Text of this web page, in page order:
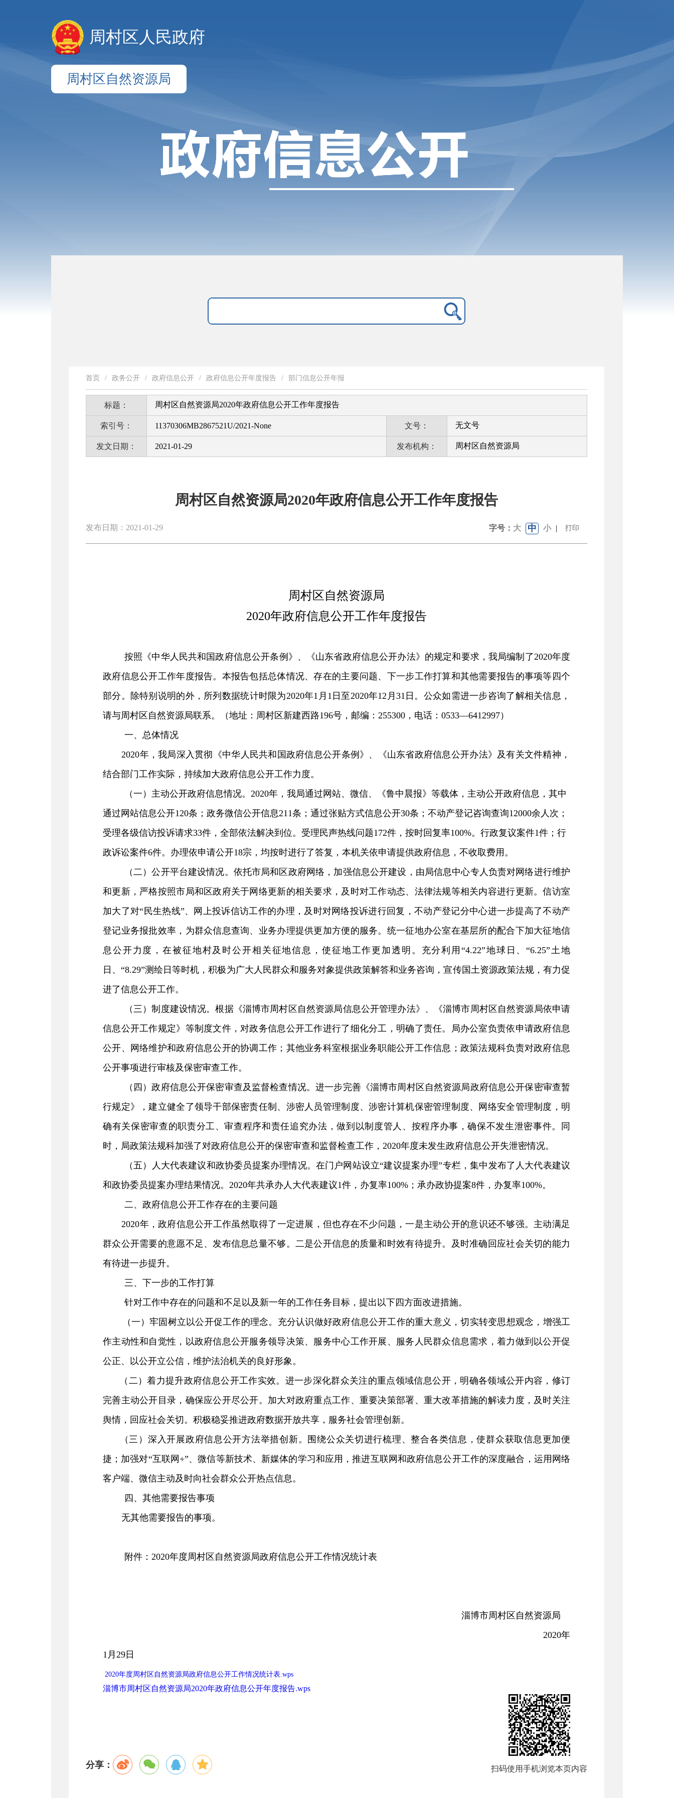
周村区人民政府
周村区自然资源局
首页 / 政务公开 / 政府信息公开 / 政府信息公开年度报告 / 部门信息公开年报
标题： 周村区自然资源局2020年政府信息公开工作年度报告
索引号： 11370306MB2867521U/2021-None 文号： 无文号
发文日期： 2021-01-29 发布机构： 周村区自然资源局
周村区自然资源局2020年政府信息公开工作年度报告
发布日期：2021-01-29 字号： 大 中 小 | 打印
周村区自然资源局
2020年政府信息公开工作年度报告
按照《中华人民共和国政府信息公开条例》、《山东省政府信息公开办法》的规定和要求，我局编制了2020年度
政府信息公开工作年度报告。 本报告包括总体情况、存在的主要问题、下一步工作打算和其他需要报告的事项等 四个
部分。除特别说明的外，所列数据统计时限为2020年1 月 1 日至2020年12 月 31 日。公众如需进一步咨询了解相关信息，
请与周村区自然资源局联系。（地址：周村区新建西路196号，邮编： 255300 ，电话： 0533—6412997）
一、总体情况
2020年，我局深入贯彻 《中华人民共和国政府信息公开条例》、《山东省政府信息公开办法》及有关文件精神，
结合部门工作实际，持续加大政府信息公开工作力度。
（一）主动公开政府信息情况。 2020年，我局通过网站、微信、《鲁中晨报》等载体，主动公开政府信息，其中
通过网站信息公开120条 ；政务微信公开信息211条；通过张贴方式信息公开30条； 不动产登记咨询查询12000余人 次；
受理各级信访投诉请求33件， 全部依法解决到位。 受理民声热线问题172件，按时回复率100%。行政复议案件1件 ；行
政诉讼案件6件。 办理依申请公开18宗，均按时进行了答复，本机关依申请提供政府信息，不收取费用。
（二）公开平台建设情况。 依托市局和区政府网络，加强信息公开建设，由局信息中心专人负责对网络进行维护
和更新，严格按照市局和区政府关于网络更新的相关要求，及时对工作动态、法律法规等相关内容进行更新。信访室
加大了对“民生热线”、网上投诉信访工作的办理，及时对网络投诉进行回复，不动产登记分中心进一步提高了不动产
登记业务报批效率，为群众信息查询、业务办理提供更加方便的服务。统一征地办公室在基层所的配合下加大征地信
息公开力度，在被征地村及时公开相关征地信息，使征地工作更加透明 。 充分利用“4.22”地球日、“6.25”土地
日、“8.29”测绘日等时机，积极为广大人民群众和服务对象提供政策解答和业务咨询，宣传国土资源政策法规，有力促
进了信息公开工作。
（三）制度建设情况。根据《淄博市周村区自然资源局信息公开管理办法》、《淄博市周村区自然资源局依申请
信息公开工作规定》等制度文件，对政务信息公开工作进行了细化分工，明确了责任。局办公室负责依申请政府信息
公开、网络维护和政府信息公开的协调工作；其他业务科室根据业务职能公开工作信息；政策法规科负责对政府信息
公开事项进行审核及保密审查工作。
（四）政府信息公开保密审查及监督检查情况。进一步完善《淄博市周村区自然资源局政府信息公开保密审查暂
行规定》，建立健全了领导干部保密责任制、涉密人员管理制度、涉密计算机保密管理制度、网络安全管理制度，明
确有关保密审查的职责分工、审查程序和责任追究办法，做到以制度管人、按程序办事，确保不发生泄密事件。同
时，局政策法规科加强了对政府信息公开的保密审查和监督检查工作， 2020年度未发生政府信息公开失泄密情况。
（五）
人大代表建议和政协委员提案办理情况。 在门户网站设立“建议提案办理”专栏，集中发布了人大代表建议
和政协委员提案办理结果情况。 2020年共承办人大代表建议1件，办复率100% ；承办政协提案8件，办复率100%。
二、政府信息公开工作存在的主要问题
2020年，政府信息公开工作虽然取得了一定进展，但也存在不少问题，一是主动公开的意识还不够强。主动满足
群众公开需要的意愿不足、发布信息总量不够。二是公开信息的质量和时效有待提升。及时准确回应社会关切的能力
有待进一步提升。
三、下一步的工作打算
针对工作中存在的问题和不足以及新一年的工作任务目标，提出以下四方面改进措施。
（一 ）牢固树立以公开促工作的理念。充分认识做好政府信息公开工作的重大意义，切实转变思想观念，增强工
作主动性和自觉性，以政府信息公开服务领导决策、服务中心工作开展、服务人民群众信息需求，着力做到以公开促
公正、以公开立公信，维护法治机关的良好形象。
（二）着力提升政府信息公开工作实效。 进一步深化群众关注的重点领域信息公开，明确各领域公开内容，修订
完善主动公开目录，确保应公开尽公开。加大对政府重点工作、重要决策部署、重大改革措施的解读力度，及时关注
舆情，回应社会关切。积极稳妥推进政府数据开放共享，服务社会管理创新。
（三） 深入开展政府信息公开方法举措创新。围绕公众关切 进行梳理、整合各类信息，使群众获取信息更加便
捷；加强对“互联网+”、微信等新技术、新媒体的学习和应用，推进互联网和政府信息公开工作的深度融合，运用网络
客户端、微信主动及时向社会群众公开热点信息。
四、其他需要报告事项
无其他需要报告的事项。
附件： 2020年度周村区自然资源局政府信息公开工作情况统计表
淄博市周村区自然资源局
2020年
1 月 29 日
2020年度周村区自然资源局政府信息公开工作情况统计表.wps
淄博市周村区自然资源局2020年政府信息公开年度报告.wps
分享： 扫码使用手机浏览本页内容